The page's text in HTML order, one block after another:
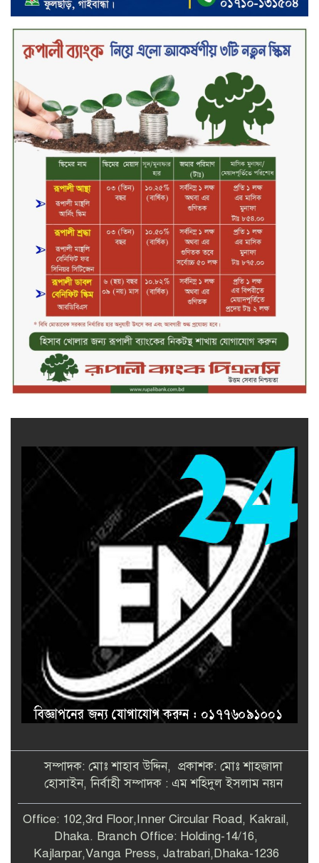
২০২৯ সালের মধ্যে বাংলাদেশের
সবচেয়ে বিশ্বস্ত, টেকসই ও ক্যাশলেস
ব্যাংক হওয়ার লক্ষ্য নিয়ে ‘ভিশন ২০২৯’
উন্মোচন করল কমিউনিটি ব্যাংক
শিক্ষার্থীদের জন্য দারাজে এক্সক্লুসিভ
ডিসকাউন্ট নিয়ে আসছে রিয়েলমি
সি১০০এক্স
পরিবারের কাছে কিশোরের কান্নাজড়িত
কণ্ঠ শোনিয়ে ১২ লাখ টাকা মুক্তিপণ
দাবি, টাকা না পেয়ে শ্বাসরোধে হত্যা—
আলোচিত রাফিজ হত্যা মামলার অন্যতম
আসামি গাজীপুর থেকে গ্রেফতার
নড়াইলে বিএনপির ৬ নেতার
বহিষ্কারাদেশ প্রত্যাহার
সম্পাদক: মোঃ শাহাব উদ্দিন, প্রকাশক: মোঃ শাহজাদা
হোসাইন, নির্বাহী সম্পাদক : এম শহিদুল ইসলাম নয়ন
Office: 102,3rd Floor,Inner Circular Road, Kakrail,
Dhaka. Branch Office: Holding-14/16,
Kajlarpar,Vanga Press, Jatrabari,Dhaka-1236